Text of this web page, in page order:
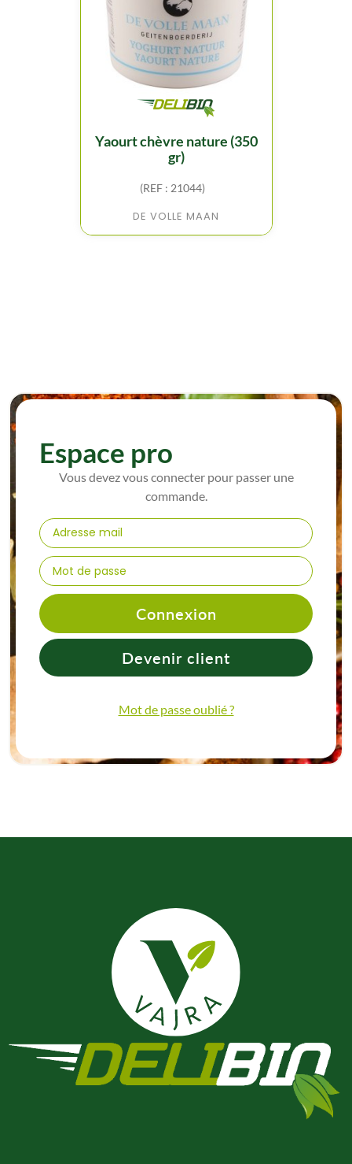
yaourt chèvre nature (350
gr)
(REF : 21044)
DE VOLLE MAAN
Espace pro
Vous devez vous connecter pour passer une
commande.
Connexion
Devenir client
Mot de passe oublié ?